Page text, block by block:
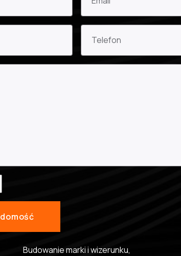
Budowanie marki i wizerunku,